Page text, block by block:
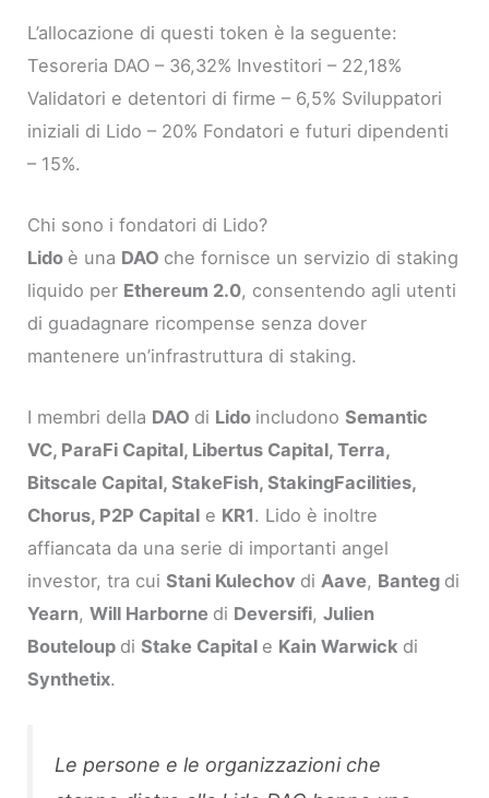
L’allocazione di questi token è la seguente:
Tesoreria DAO – 36,32% Investitori – 22,18%
Validatori e detentori di firme – 6,5% Sviluppatori
iniziali di Lido – 20% Fondatori e futuri dipendenti
– 15%.
Chi sono i fondatori di Lido?
Lido è una DAO che fornisce un servizio di staking
liquido per Ethereum 2.0, consentendo agli utenti
di guadagnare ricompense senza dover
mantenere un’infrastruttura di staking.
I membri della DAO di Lido includonoSemantic
VC, ParaFi Capital, Libertus Capital, Terra,
Bitscale Capital, StakeFish, StakingFacilities,
Chorus, P2P Capital e KR1. Lido è inoltre
affiancata da una serie di importanti angel
investor, tra cuiStani Kulechov diAave, Banteg di
Yearn,Will Harborne di Deversifi,Julien
Bouteloup diStake Capital e Kain Warwick di
Synthetix.
Le persone e le organizzazioni che